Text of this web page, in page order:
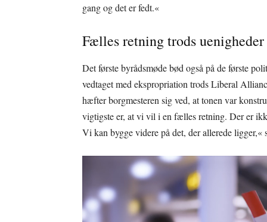
gang og det er fedt.«
Fælles retning trods uenigheder
Det første byrådsmøde bød også på de første
vedtaget med ekspropriation trods Liberal
hæfter borgmesteren sig ved, at tonen var
vigtigste er, at vi vil i en fælles retning. Der er
Vi kan bygge videre på det, der allerede ligger,«